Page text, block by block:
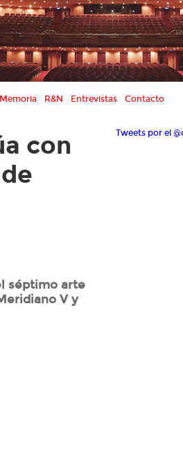
Memoria R&N Entrevistas Contacto
con
séptimo arte
V y
Tweets por el